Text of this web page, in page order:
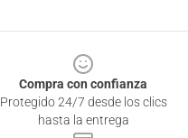
Compra con confianza
Protegido 24/7 desde los clics
hasta la entrega